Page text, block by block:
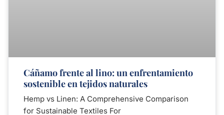
Cáñamo frente al lino: un enfrentamiento
sostenible en tejidos naturales
Hemp vs Linen: A Comprehensive Comparison
for Sustainable Textiles For